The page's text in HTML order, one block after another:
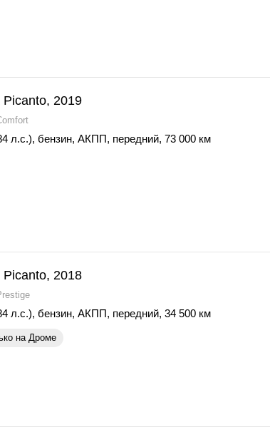
Picanto, 2019
л.с.), бензин, АКПП, передний, 73 000 км
Picanto, 2018
л.с.), бензин, АКПП, передний, 34 500 км
на Дроме